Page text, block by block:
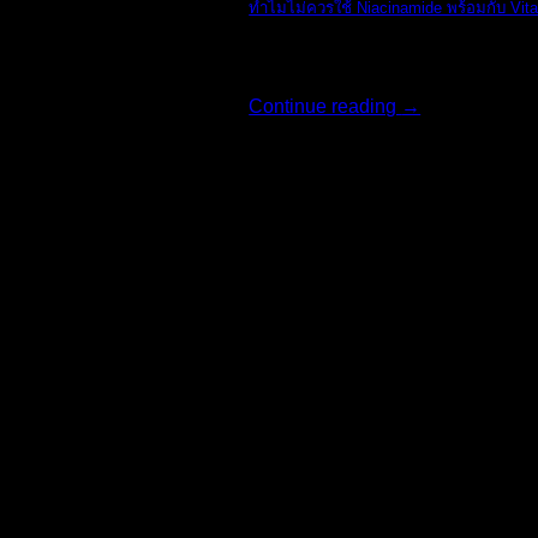
ทำไมไม่ควรใช้ Niacinamide พร้อมกับ
Continue reading →